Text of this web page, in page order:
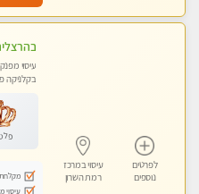
לפרטים
נוספים
עיסוי במרכז
רמת השרון
עיסוי
בקלניקה
מקלחת
עיסוי